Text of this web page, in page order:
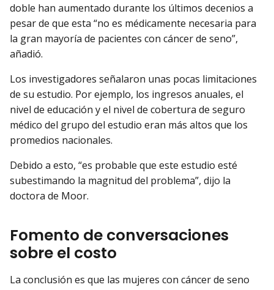
doble han aumentado durante los últimos decenios a
pesar de que esta “no es médicamente necesaria para
la gran mayoría de pacientes con cáncer de seno”,
añadió.
Los investigadores señalaron unas pocas limitaciones
de su estudio. Por ejemplo, los ingresos anuales, el
nivel de educación y el nivel de cobertura de seguro
médico del grupo del estudio eran más altos que los
promedios nacionales.
Debido a esto, “es probable que este estudio esté
subestimando la magnitud del problema”, dijo la
doctora de Moor.
Fomento de conversaciones
sobre el costo
La conclusión es que las mujeres con cáncer de seno